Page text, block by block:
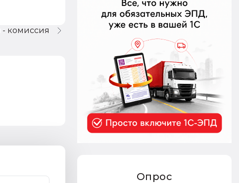
- комиссия
Опрос